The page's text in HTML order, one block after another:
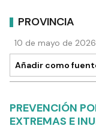
PROVINCIA
10 de mayo de
Añadir como
PREVENCIÓN
EXTREMAS E